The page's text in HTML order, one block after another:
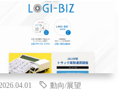
動向/展望